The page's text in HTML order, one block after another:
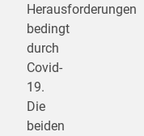
Herausforderungen
bedingt
durch
Covid-
19.
Die
beiden